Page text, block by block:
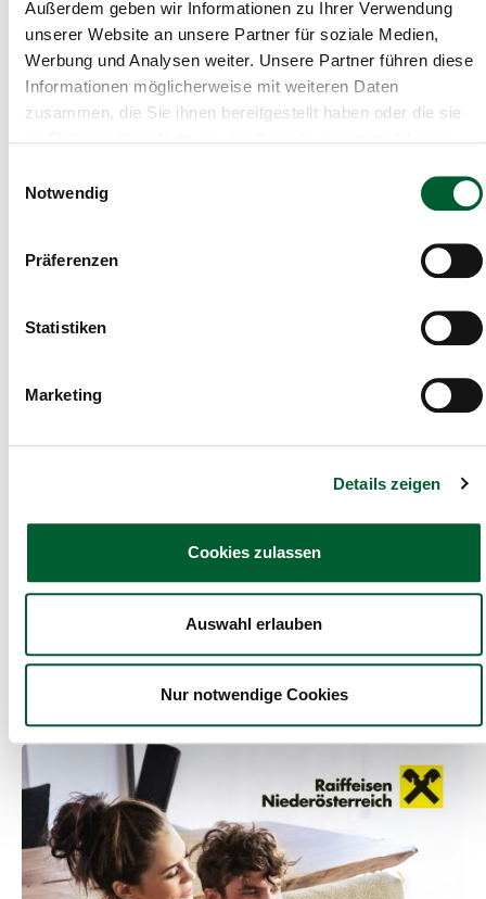
Außerdem geben wir Informationen zu Ihrer Verwendung
unserer Website an unsere Partner für soziale Medien,
Werbung und Analysen weiter. Unsere Partner führen diese
Informationen möglicherweise mit weiteren Daten
zusammen, die Sie ihnen bereitgestellt haben oder die sie
Notwendig
Präferenzen
Statistiken
Marketing
Details zeigen
Cookies zulassen
Auswahl erlauben
Nur notwendige Cookies
Wohnung in Weitra
82m² 82m² 3 Räume
Wohnung im historischen
Altstadthaus
Wohnung in Weitra